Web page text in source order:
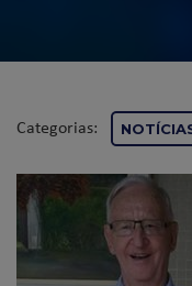
Categorias: